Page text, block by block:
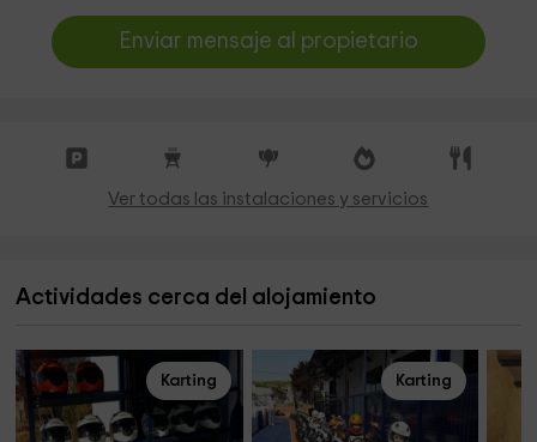
Enviar mensaje al propietario
Ver todas las instalaciones y servicios
Actividades cerca del alojamiento
Karting Karting